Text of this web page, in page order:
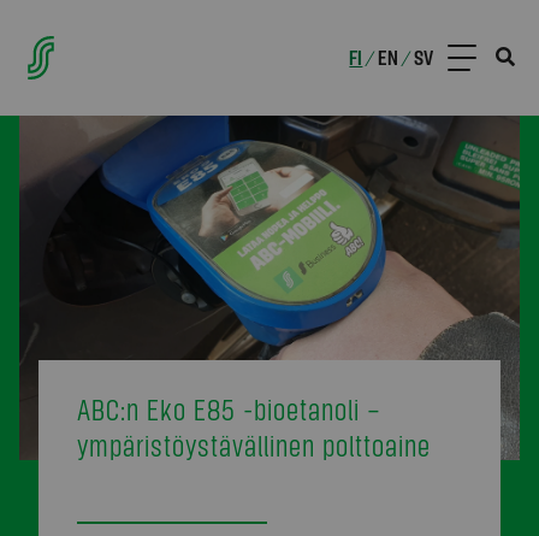
FI /EN /SV
ABC:n Eko E85 -bioetanoli –
ympäristöystävällinen polttoaine